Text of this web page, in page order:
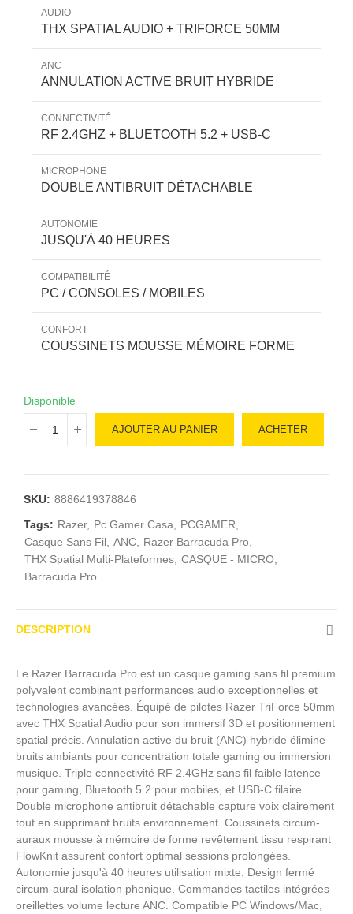
AUDIO
THX SPATIAL AUDIO + TRIFORCE 50MM
ANC
ANNULATION ACTIVE BRUIT HYBRIDE
CONNECTIVITÉ
RF 2.4GHZ + BLUETOOTH 5.2 + USB-C
MICROPHONE
DOUBLE ANTIBRUIT DÉTACHABLE
AUTONOMIE
JUSQU'À 40 HEURES
COMPATIBILITÉ
PC / CONSOLES / MOBILES
CONFORT
COUSSINETS MOUSSE MÉMOIRE FORME
Disponible
AJOUTER AU PANIER ACHETER
SKU: 8886419378846
Tags: Razer Pc Gamer Casa
PCGAMER
Casque Sans Fil
ANC
Razer Barracuda Pro
THX Spatial Multi-Plateformes CASQUE - MICRO
Barracuda Pro
DESCRIPTION
Le Razer Barracuda Pro est un casque gaming sans fil premium
polyvalent combinant performances audio exceptionnelles et
technologies avancées. Équipé de pilotes Razer TriForce 50mm
avec THX Spatial Audio pour son immersif 3D et positionnement
spatial précis. Annulation active du bruit (ANC) hybride élimine
bruits ambiants pour concentration totale gaming ou immersion
musique. Triple connectivité RF 2.4GHz sans fil faible latence
pour gaming, Bluetooth 5.2 pour mobiles, et USB-C filaire.
Double microphone antibruit détachable capture voix clairement
tout en supprimant bruits environnement. Coussinets circum-
auraux mousse à mémoire de forme revêtement tissu respirant
FlowKnit assurent confort optimal sessions prolongées.
Autonomie jusqu'à 40 heures utilisation mixte. Design fermé
circum-aural isolation phonique. Commandes tactiles intégrées
oreillettes volume lecture ANC. Compatible PC Windows/Mac,